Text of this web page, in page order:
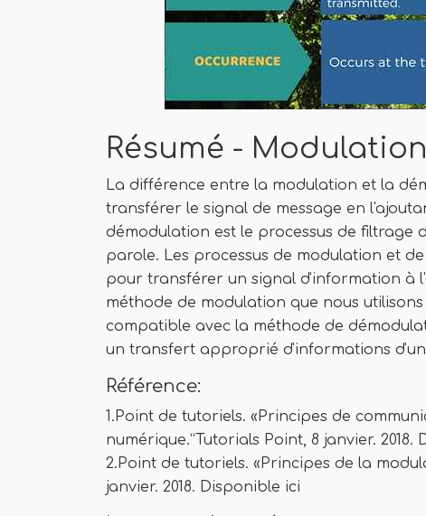
Résumé -
La différence entre la modulation et la
transférer le signal de message en
démodulation est le processus de filtrage
parole. Les processus de modulation et
pour transférer un signal d'information à
méthode de modulation que nous
compatible avec la méthode de
un transfert approprié d'informations
Référence:
1.Point de tutoriels. «Principes de
numérique.”Tutorials Point, 8 janvier. 2018.
2.Point de tutoriels. «Principes de la
janvier. 2018. Disponible ici